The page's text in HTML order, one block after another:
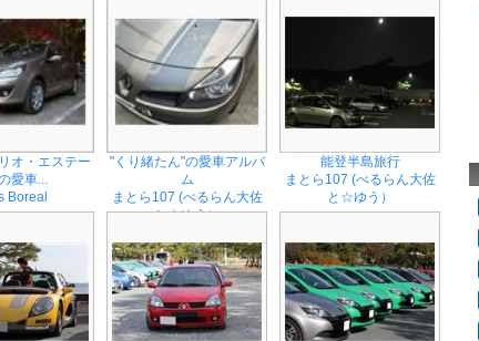
オ・エステー
愛車...
Boreal
"くり緒たん"の愛車アルバ
ム
まとら107 (べるらん大佐
と☆ゆう）
能登半島旅行
まとら107 (べるらん大佐
と☆ゆう）